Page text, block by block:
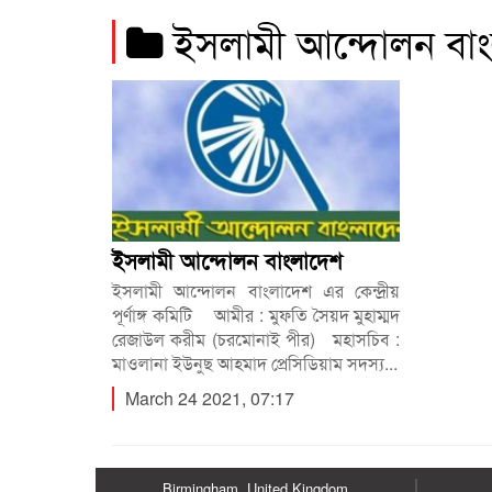
ইসলামী আন্দোলন
ইসলামী আন্দোলন বাংলাদেশ
ইসলামী আন্দোলন বাংলাদেশ এর কেন্দ্রীয়
পূর্ণাঙ্গ কমিটি আমীর : মুফতি সৈয়দ মুহাম্মদ
রেজাউল করীম (চরমোনাই পীর) মহাসচিব :
মাওলানা ইউনুছ আহমাদ প্রেসিডিয়াম সদস্য...
March 24 2021, 07:17